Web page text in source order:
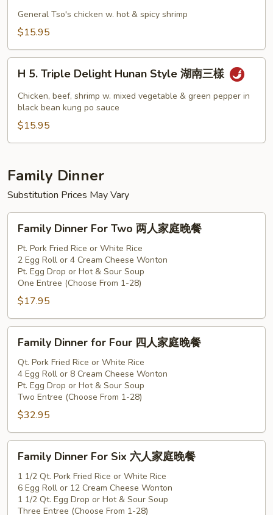
Dragon
Meets
Phoenix
龍
General Tso's chicken w. hot & spicy shrimp
$15.95
H
Triple
Delight
Hunan
Style
南
三
樣
H 5. Triple Delight Hunan Style 湖南三樣
Chicken, beef, shrimp w. mixed vegetable & green pepper in
black bean kung po sauce
$15.95
Family Dinner
Substitution Prices May Vary
Family
Dinner
For
Two
庭
Family Dinner For Two 两人家庭晚餐
Pt. Pork Fried Rice or White Rice
2 Egg Roll or 4 Cream Cheese Wonton
Pt. Egg Drop or Hot & Sour Soup
One Entree (Choose From 1-28)
$17.95
Family
Dinner
for
Four
庭
Family Dinner for Four 四人家庭晚餐
Qt. Pork Fried Rice or White Rice
4 Egg Roll or 8 Cream Cheese Wonton
Pt. Egg Drop or Hot & Sour Soup
Two Entree (Choose From 1-28)
$32.95
Family
Dinner
For
Six
Family Dinner For Six 六人家庭晚餐
1 1/2 Qt. Pork Fried Rice or White Rice
6 Egg Roll or 12 Cream Cheese Wonton
1 1/2 Qt. Egg Drop or Hot & Sour Soup
Three Entree (Choose From 1-28)